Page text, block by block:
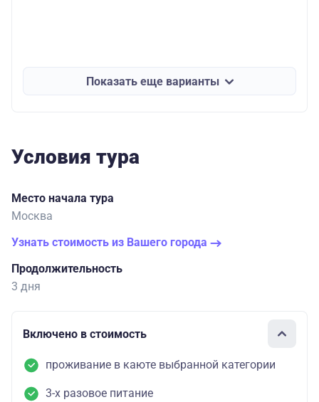
Показать еще варианты
Условия тура
Место начала тура
Москва
Узнать стоимость из Вашего города
Продолжительность
3 дня
Включено в стоимость
проживание в каюте выбранной категории
3-х разовое питание